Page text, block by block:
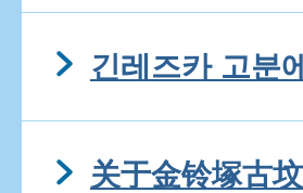
긴레즈카 고분
关于金铃塚古坟